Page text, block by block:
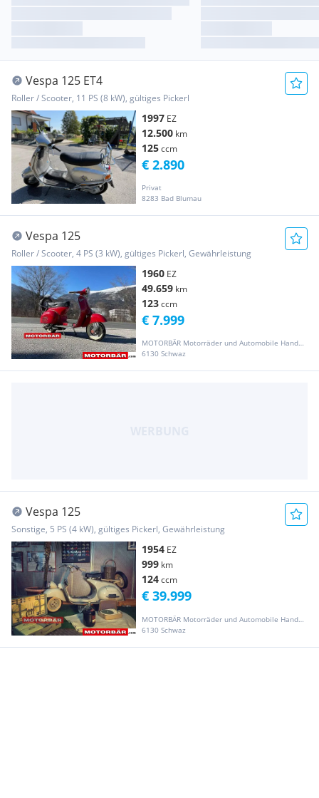
Vespa 125 ET4
Roller / Scooter, 11 PS (8 kW), gültiges Pickerl
1997 EZ
12.500 km
125ccm
Privat
8283 Bad Blumau
€ 2.890
Vespa 125
Roller / Scooter, 4 PS (3 kW), gültiges Pickerl, Gewährleistung
1960 EZ
49.659 km
123ccm
MOTORBÄR Motorräder und Automobile Handelsgesellschaft m.b.H.
6130 Schwaz
€ 7.999
Vespa 125
Sonstige, 5 PS (4 kW), gültiges Pickerl, Gewährleistung
1954 EZ
999 km
124ccm
MOTORBÄR Motorräder und Automobile Handelsgesellschaft m.b.H.
6130 Schwaz
€ 39.999